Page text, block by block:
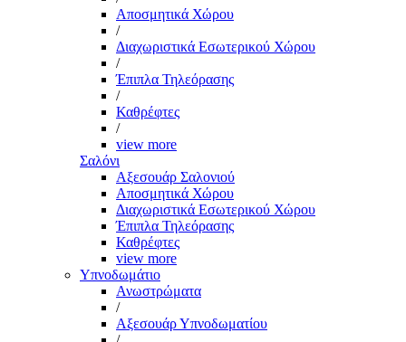
Αποσμητικά Χώρου
/
Διαχωριστικά Εσωτερικού Χώρου
/
Έπιπλα Τηλεόρασης
/
Καθρέφτες
/
view more
Σαλόνι
Αξεσουάρ Σαλονιού
Αποσμητικά Χώρου
Διαχωριστικά Εσωτερικού Χώρου
Έπιπλα Τηλεόρασης
Καθρέφτες
view more
Υπνοδωμάτιο
Ανωστρώματα
/
Αξεσουάρ Υπνοδωματίου